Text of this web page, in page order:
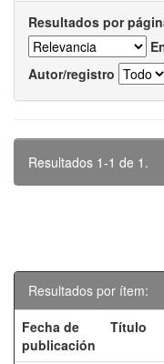
Resultados por
Autor/registro
Resultados 1-1 de 1.
Resultados por ítem:
Fecha de
publicación
Título